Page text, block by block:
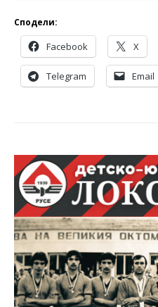
Сподели:
Facebook X
Telegram Email